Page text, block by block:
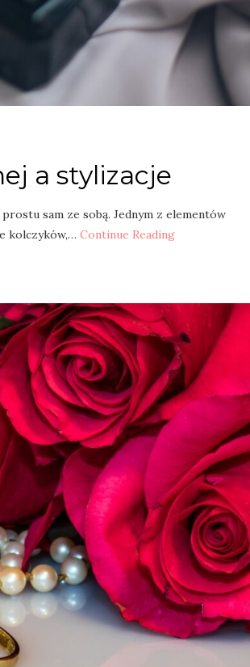
a stylizacje
sam ze sobą. Jednym z elementów
kolczyków,… Continue Reading